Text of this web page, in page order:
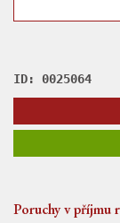
ID: 0025064
Poruchy v příjmu